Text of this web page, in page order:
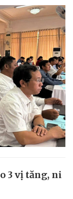
3 vị tăng, ni